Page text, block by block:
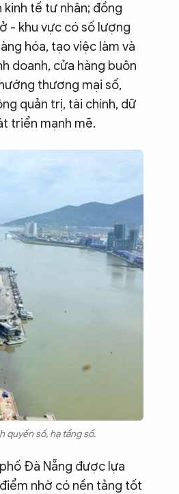
tế tư nhân; đồng
- khu vực có số lượng
hóa, tạo việc làm và
doanh, cửa hàng buôn
thương mại số,
quản trị, tài chính, dữ
triển mạnh mẽ.
quyền số, hạ tầng số.
Đà Nẵng được lựa
nhờ có nền tảng tốt